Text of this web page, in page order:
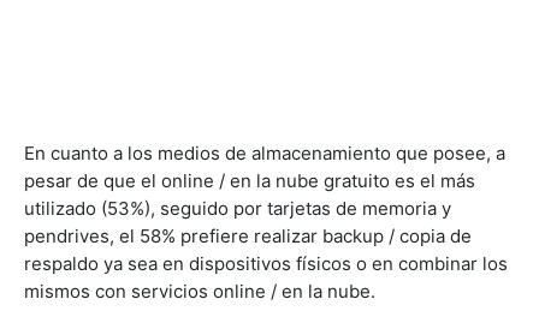
En cuanto a los medios de almacenamiento que posee, a
pesar de que el online / en la nube gratuito es el más
utilizado (53%), seguido por tarjetas de memoria y
pendrives, el 58% prefiere realizar backup / copia de
respaldo ya sea en dispositivos físicos o en combinar los
mismos con servicios online / en la nube.